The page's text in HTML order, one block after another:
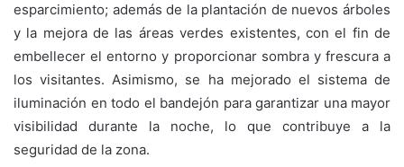
esparcimiento; además de la plantación de nuevos árboles
y la mejora de las áreas verdes existentes, con el fin de
embellecer el entorno y proporcionar sombra y frescura a
los visitantes. Asimismo, se ha mejorado el sistema de
iluminación en todo el bandejón para garantizar una mayor
visibilidad durante la noche, lo que contribuye a la
seguridad de la zona.